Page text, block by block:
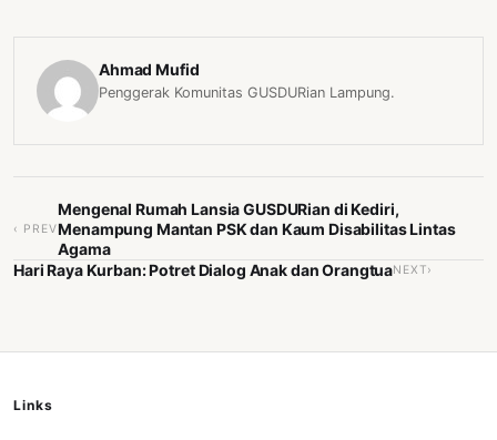
Ahmad Mufid
Penggerak Komunitas GUSDURian Lampung.
‹ PREV
Mengenal Rumah Lansia GUSDURian di Kediri,
Menampung Mantan PSK dan Kaum Disabilitas Lintas
Agama
Hari Raya Kurban: Potret Dialog Anak dan OrangtuaNEXT›
Links